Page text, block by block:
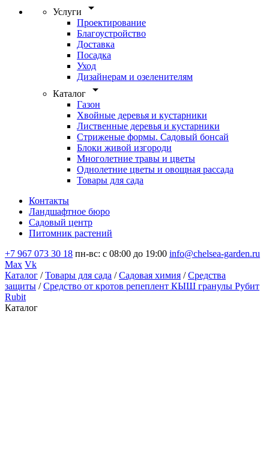
Услуги arrow_drop_down
Проектирование
Благоустройство
Доставка
Посадка
Уход
Дизайнерам и озеленителям
Каталог
arrow_drop_down
Газон
Хвойные деревья и кустарники
Лиственные деревья и кустарники
Стриженые формы. Садовый бонсай
Блоки живой изгороди
Многолетние травы и цветы
Однолетние цветы и овощная рассада
Товары для сада
Контакты
Ландшафтное бюро
Садовый центр
Питомник растений
+7 967 073 30 18 пн-вс: с 08:00 до 19:00 info@chelsea-garden.ru
Max Vk
Каталог /Товары для сада /Садовая химия /Средства
защиты /Средство от кротов репеплент КЫШ гранулы Рубит
Rubit
Каталог